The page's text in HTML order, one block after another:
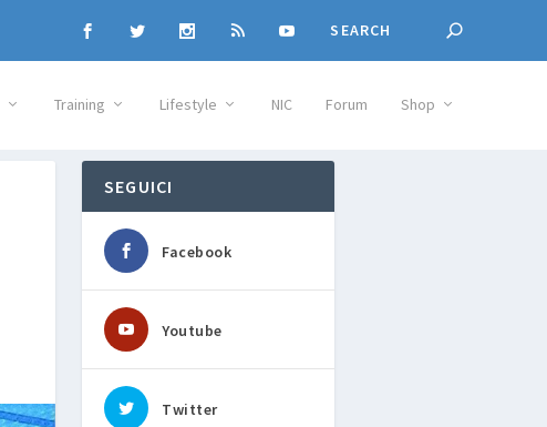
Training Lifestyle NIC Forum Shop
SEGUICI
Facebook
Youtube
Twitter